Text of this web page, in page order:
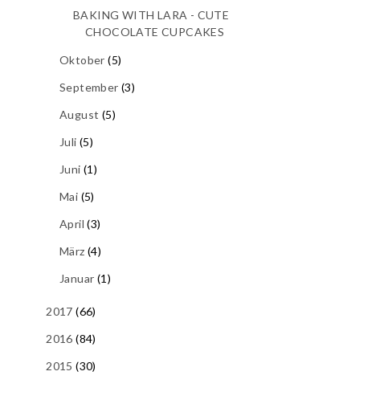
BAKING WITH LARA - CUTE
CHOCOLATE CUPCAKES
Oktober(5)
September (3)
August (5)
Juli (5)
Juni (1)
Mai (5)
April(3)
März (4)
Januar (1)
2017(66)
2016(84)
2015(30)